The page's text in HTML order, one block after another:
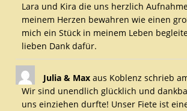
Lara und Kira die uns herzlich
meinem Herzen bewahren wie einen
mich ein Stück in meinem Leben
lieben Dank dafür.
Julia & Max aus Koblenz schrieb
Wir sind unendlich glücklich und
uns einziehen durfte! Unser Fiete ist